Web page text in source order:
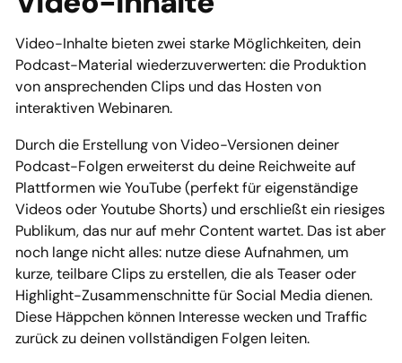
Video-Inhalte bieten zwei starke Möglichkeiten, dein
Podcast-Material wiederzuverwerten: die Produktion
von ansprechenden Clips und das Hosten von
interaktiven Webinaren.
Durch die Erstellung von Video-Versionen deiner
Podcast-Folgen erweiterst du deine Reichweite auf
Plattformen wie YouTube (perfekt für eigenständige
Videos oder Youtube Shorts) und erschließt ein riesiges
Publikum, das nur auf mehr Content wartet. Das ist aber
noch lange nicht alles: nutze diese Aufnahmen, um
kurze, teilbare Clips zu erstellen, die als Teaser oder
Highlight-Zusammenschnitte für Social Media dienen.
Diese Häppchen können Interesse wecken und Traffic
zurück zu deinen vollständigen Folgen leiten.